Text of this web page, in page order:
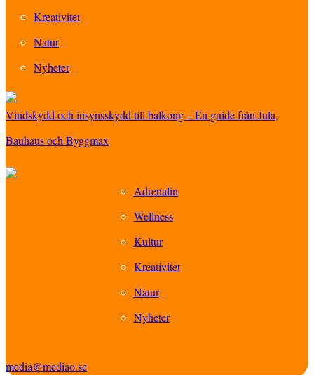
Kreativitet
Natur
Nyheter
Vindskydd och insynsskydd till balkong – En guide från Jula,
Bauhaus och Byggmax
Adrenalin
Wellness
Kultur
Kreativitet
Natur
Nyheter
media@mediao.se